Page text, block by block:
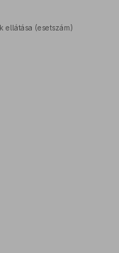
ellátása (esetszám)